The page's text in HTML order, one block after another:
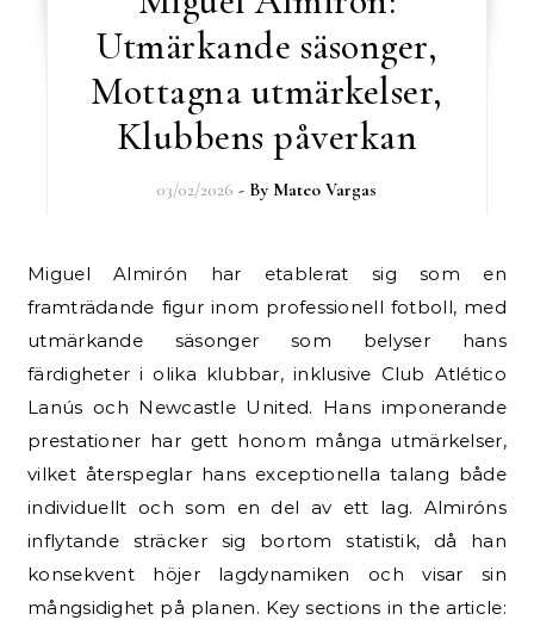
Utmärkande säsonger,
Mottagna utmärkelser,
Klubbens påverkan
03/02/2026 - By Mateo Vargas
Miguel Almirón har etablerat sig som en
framträdande figur inom professionell fotboll, med
utmärkande säsonger som belyser hans
färdigheter i olika klubbar, inklusive Club Atlético
Lanús och Newcastle United. Hans imponerande
prestationer har gett honom många utmärkelser,
vilket återspeglar hans exceptionella talang både
individuellt och som en del av ett lag. Almiróns
inflytande sträcker sig bortom statistik, då han
konsekvent höjer lagdynamiken och visar sin
mångsidighet på planen. Key sections in the article: